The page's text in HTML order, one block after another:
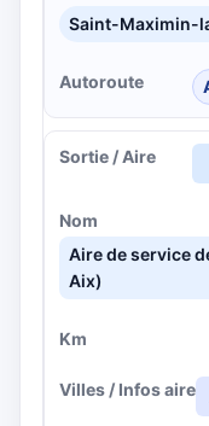
Saint-Maximin-
Aire de service
Aix)